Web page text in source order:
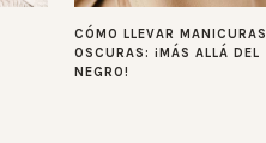
CÓMO LLEVAR MANICURAS
OSCURAS: ¡MÁS ALLÁ DEL
NEGRO!